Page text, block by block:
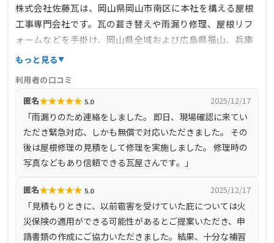
株式会社佐藤瓦は、岡山県岡山市南区に本社を構える屋根
工事専門会社です。瓦の葺き替えや雨漏り修理、屋根リフ
ォームなどを手掛け、岡山県全域および広島県福山、兵庫
県姫路などの地域に対応しています。職人が直接お客様の
案。営業マンを介さず、職人が打ち合わせから施工まで一
貫して対応するため、安心感があります。無料相談・無料
見積もりを実施しており、ドローンを活用した屋根診断も
導入しています。
もっと見る
利用者の口コミ
匿名★★★★★ 5.0 2025/12/17
「雨漏りのため連絡をしました。 即日、現場確認に来てい
ただき緊急対応、しかも無償で対応いただきました。 その
後は屋根修理の見積をして修理を実施しました。 修理時の
写真などもあり信頼できる瓦屋さんです。」
匿名★★★★★ 5.0 2025/12/17
「見積もりときに、以前雹害を受けていた庇については火
災保険の適用ができる可能性があるとご提案いただき、申
請書類の作成にご協力いただきました。結果、十分な補習